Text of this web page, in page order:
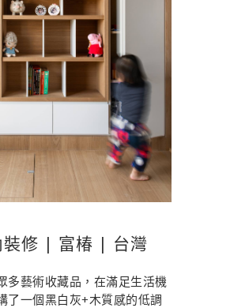
裝修 | 富椿 | 台灣
多藝術收藏品，在滿足生活機
了一個黑白灰+木質感的低調